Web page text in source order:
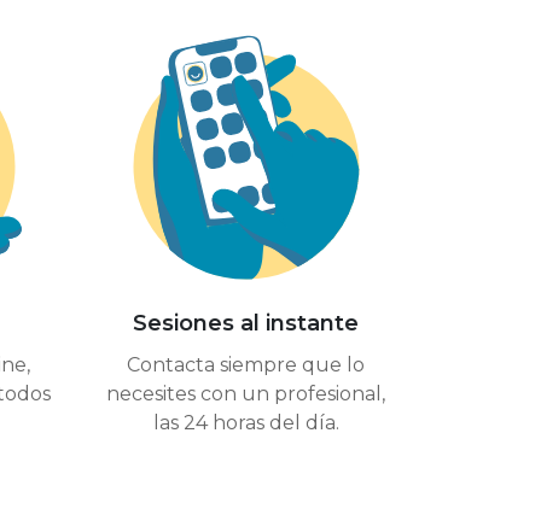
Sesiones al instante
Contacta siempre que lo
necesites con un profesional,
las 24 horas del día.